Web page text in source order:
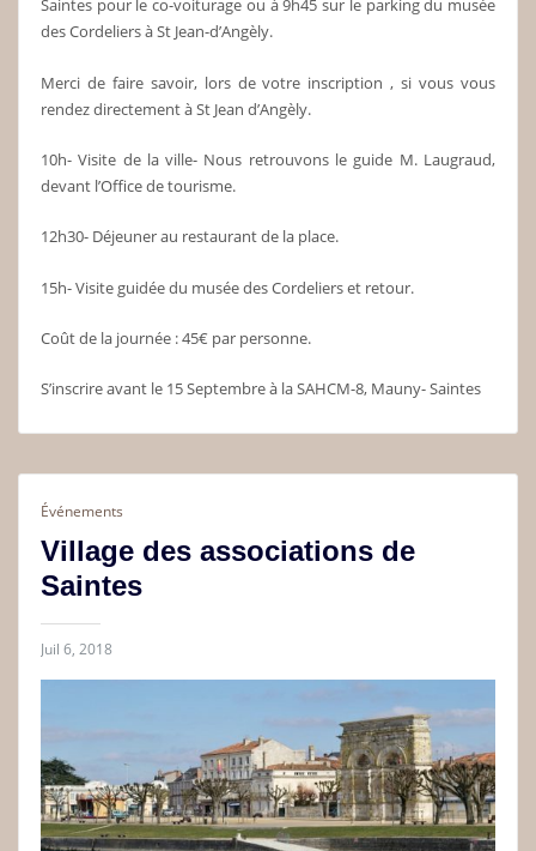
Saintes pour le co-voiturage ou à 9h45 sur le parking du musée
des Cordeliers à St Jean-d’Angèly.
Merci de faire savoir, lors de votre inscription , si vous vous
rendez directement à St Jean d’Angèly.
10h- Visite de la ville- Nous retrouvons le guide M. Laugraud,
devant l’Office de tourisme.
12h30- Déjeuner au restaurant de la place.
15h- Visite guidée du musée des Cordeliers et retour.
Coût de la journée : 45€ par personne.
S’inscrire avant le 15 Septembre à la SAHCM-8, Mauny- Saintes
Événements
Village des associations de
Saintes
Juil 6, 2018